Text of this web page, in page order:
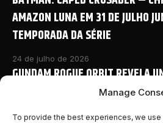
Manage
To provide the best experiences, we
AMAZON LUNA EM 31 DE JULHO
TEMPORADA DA SÉRIE
24 de julho de 2026
GUNDAM ROGUE ORBIT REVELA
COMPARTILHADO COM NOVO
INÉDITOS NA SAN DIEGO COMIC-